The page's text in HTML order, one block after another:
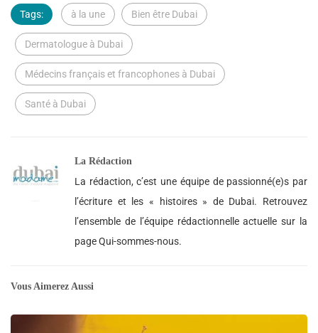
Tags: à la une Bien être Dubai
Dermatologue à Dubai
Médecins français et francophones à Dubai
Santé à Dubai
La Rédaction
La rédaction, c’est une équipe de passionné(e)s par
l’écriture et les « histoires » de Dubai. Retrouvez
l’ensemble de l’équipe rédactionnelle actuelle sur la
page Qui-sommes-nous.
Vous Aimerez Aussi